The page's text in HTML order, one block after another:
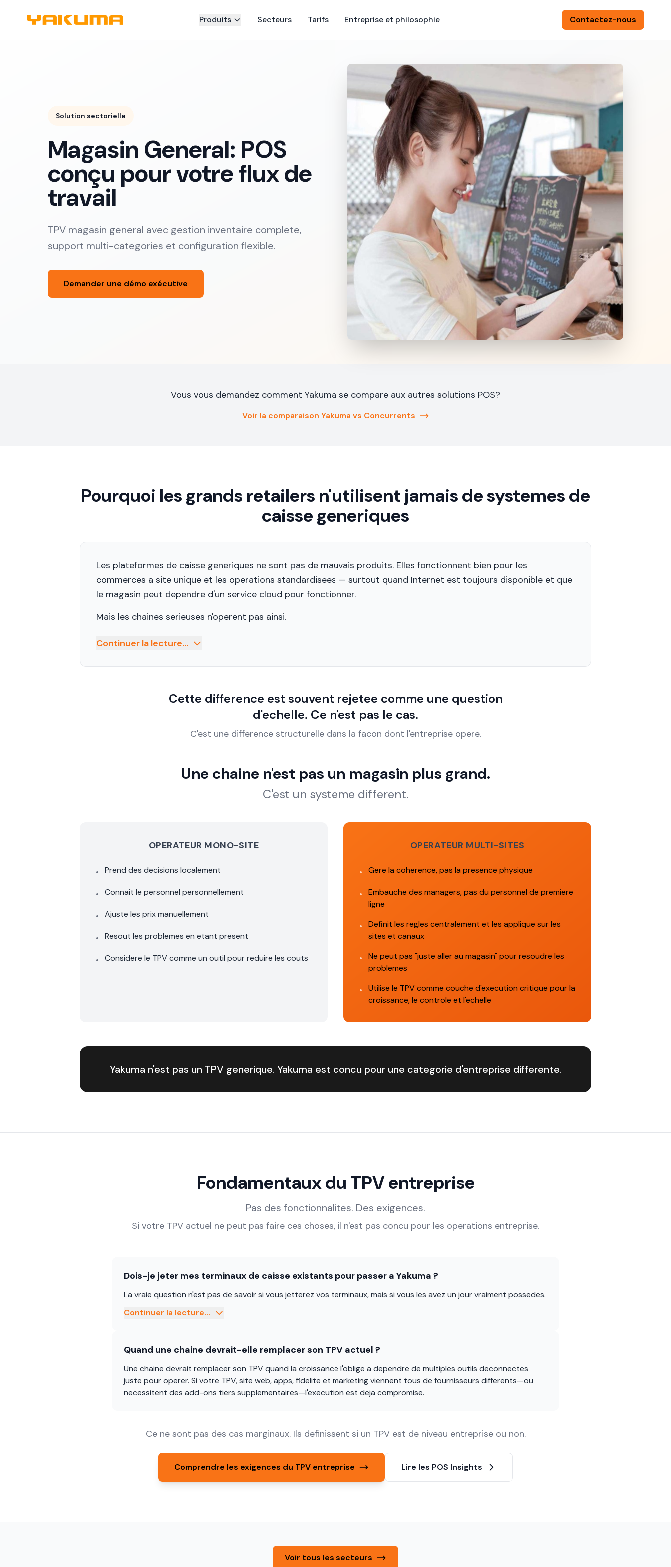
Produits
Secteurs Tarifs Entreprise et philosophie Contactez-nous
Solution sectorielle
Magasin General: POS
conçu pour votre flux de
travail
TPV magasin general avec gestion inventaire complete,
support multi-categories et configuration flexible.
Demander une démo exécutive
Vous vous demandez comment Yakuma se compare aux autres solutions POS?
Voir la comparaison Yakuma vs Concurrents
Pourquoi les grands retailers n'utilisent jamais de systemes de
caisse generiques
Les plateformes de caisse generiques ne sont pas de mauvais produits. Elles fonctionnent bien pour les
commerces a site unique et les operations standardisees — surtout quand Internet est toujours disponible et que
le magasin peut dependre d'un service cloud pour fonctionner.
Mais les chaines serieuses n'operent pas ainsi.
Continuer la lecture...
Cette difference est souvent rejetee comme une question
d'echelle. Ce n'est pas le cas.
C'est une difference structurelle dans la facon dont l'entreprise opere.
Une chaine n'est pas un magasin plus grand.
C'est un systeme different.
OPERATEUR MONO-SITE
• Prend des decisions localement
• Connait le personnel personnellement
• Ajuste les prix manuellement
• Resout les problemes en etant present
• Considere le TPV comme un outil pour reduire les couts
OPERATEUR MULTI-SITES
• Gere la coherence, pas la presence physique
•
Embauche des managers, pas du personnel de premiere
ligne
•
Definit les regles centralement et les applique sur les
sites et canaux
•
Ne peut pas "juste aller au magasin" pour resoudre les
problemes
•
Utilise le TPV comme couche d'execution critique pour la
croissance, le controle et l'echelle
Yakuma n'est pas un TPV generique. Yakuma est concu pour une categorie d'entreprise differente.
Fondamentaux du TPV entreprise
Pas des fonctionnalites. Des exigences.
Si votre TPV actuel ne peut pas faire ces choses, il n'est pas concu pour les operations entreprise.
Dois-je jeter mes terminaux de caisse existants pour passer a Yakuma ?
La vraie question n'est pas de savoir si vous jetterez vos terminaux, mais si vous les avez un jour vraiment possedes.
Continuer la lecture...
Quand une chaine devrait-elle remplacer son TPV actuel ?
Une chaine devrait remplacer son TPV quand la croissance l'oblige a dependre de multiples outils deconnectes
juste pour operer. Si votre TPV, site web, apps, fidelite et marketing viennent tous de fournisseurs differents—ou
necessitent des add-ons tiers supplementaires—l'execution est deja compromise.
Ce ne sont pas des cas marginaux. Ils definissent si un TPV est de niveau entreprise ou non.
Comprendre les exigences du TPV entreprise Lire les POS Insights
Voir tous les secteurs